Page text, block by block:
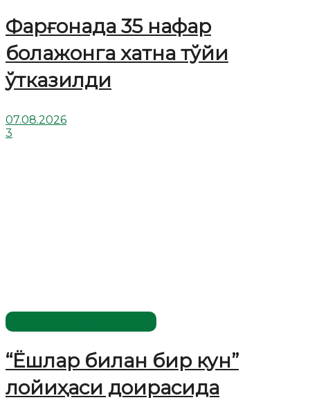
Фарғонада 35 нафар
болажонга хатна тўйи
ўтказилди
07.08.2026
3
“Ёшлар билан бир кун”
лойиҳаси доирасида